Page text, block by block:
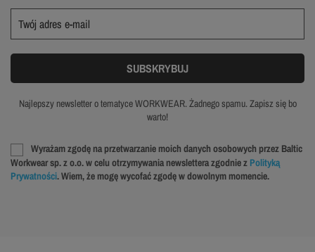
Najlepszy newsletter o tematyce WORKWEAR. Żadnego spamu. Zapisz się bo
warto!
Wyrażam zgodę na przetwarzanie moich danych osobowych przez Baltic
Workwear sp. z o.o. w celu otrzymywania newslettera zgodnie z Polityką
Prywatności. Wiem, że mogę wycofać zgodę w dowolnym momencie.